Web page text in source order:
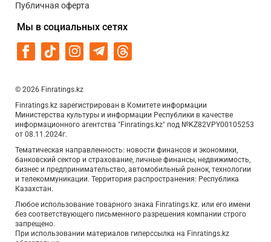
Публичная оферта
Мы в социальных сетях
© 2026 Finratings.kz
Finratings.kz зарегистрирован в Комитете информации
Министерства культуры и информации Республики в качестве
информационного агентства "Finratings.kz" под №KZ82VPY00105253
от 08.11.2024г.
Тематическая направленность: новости финансов и экономики,
банковский сектор и страхование, личные финансы, недвижимость,
бизнес и предпринимательство, автомобильный рынок, технологии
и телекоммуникации. Территория распространения: Республика
Казахстан.
Любое использование товарного знака Finratings.kz. или его имени
без соответствующего письменного разрешения компании строго
запрещено.
При использовании материалов гиперссылка на Finratings.kz